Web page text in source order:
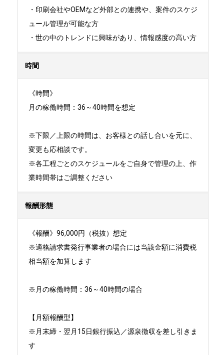
・印刷会社やOEMなど外部との連携や、案件のスケジ
ュール管理が可能な方
・世の中のトレンドに興味があり、情報感度の高い方
時間
《時間》
月の稼働時間：36～40時間を想定
※下限／上限の時間は、お客様との話し合いを元に、
変更も応相談です。
※各工程ごとのスケジュールをご自身で管理の上、作
業時間帯はご調整ください
報酬形態
《報酬》96,000円（税抜）想定
※適格請求書発行事業者の場合には当該金額に消費税
相当額を加算します
※月の稼働時間：36～40時間の場合
【月額報酬型】
※月末締・翌月15日銀行振込／源泉徴収を差し引きま
す